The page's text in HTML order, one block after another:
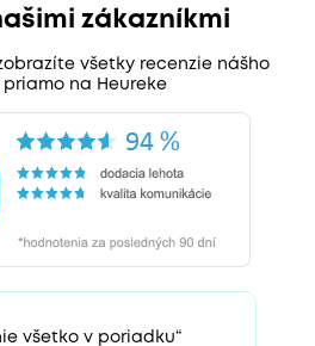
zákazníkmi
všetky recenzie nášho
na Heureke
všetko v poriadku“